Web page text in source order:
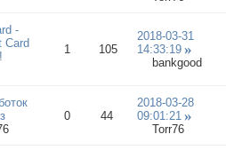
-
Card
1 105
2018-03-31
14:33:19
bankgood
0 44
2018-03-28
09:01:21
Torr76